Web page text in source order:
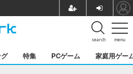
menu
search
グ 特集 PCゲーム 家庭用ゲー